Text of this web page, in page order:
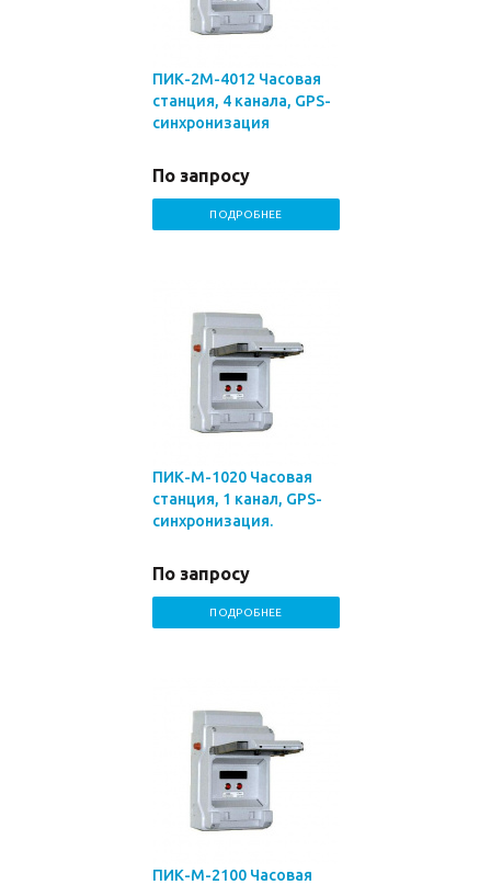
ПИК-2М-4012 Часовая
станция, 4 канала, GPS-
синхронизация
По запросу
ПОДРОБНЕЕ
ПИК-М-1020 Часовая
станция, 1 канал, GPS-
синхронизация.
По запросу
ПОДРОБНЕЕ
ПИК-М-2100 Часовая